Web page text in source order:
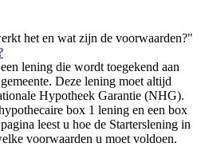
het en wat zijn de voorwaarden?"
lening die wordt toegekend aan
Deze lening moet altijd
Hypotheek Garantie (NHG).
box 1 lening en een box
leest u hoe de Starterslening in
voorwaarden u moet voldoen.